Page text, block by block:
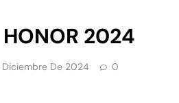
HONOR 2024
Diciembre De 2024
0